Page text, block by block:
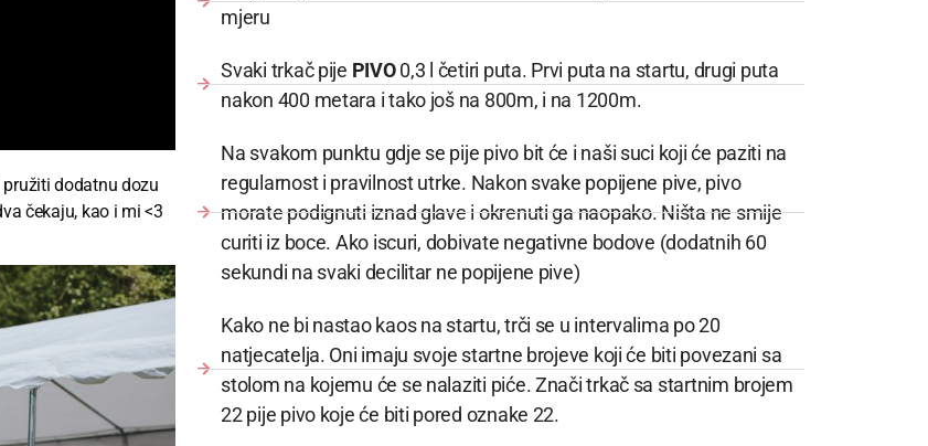
pružiti dodatnu dozu
čekaju, kao i mi <3
mjeru
Svaki trkač pije PIVO0,3 l četiri puta. Prvi puta na startu, drugi puta
nakon 400 metara i tako još na 800m, i na 1200m.
Na svakom punktu gdje se pije pivo bit će i naši suci koji će paziti na
regularnost i pravilnost utrke. Nakon svake popijene pive, pivo
morate podignuti iznad glave i okrenuti ga naopako. Ništa ne smije
curiti iz boce. Ako iscuri, dobivate negativne bodove (dodatnih 60
sekundi na svaki decilitar ne popijene pive)
Kako ne bi nastao kaos na startu, trči se u intervalima po 20
natjecatelja. Oni imaju svoje startne brojeve koji će biti povezani sa
stolom na kojemu će se nalaziti piće. Znači trkač sa startnim brojem
22 pije pivo koje će biti pored oznake 22.